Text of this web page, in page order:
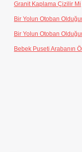
Granit Kaplama Çizilir Mi
Bir Yolun Otoban
Bir Yolun Otoban
Bebek Puseti Arabanın